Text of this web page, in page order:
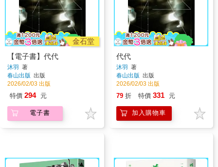
金石堂
【電子書】代代
沐羽 著
春山出版 出版
2026/02/03 出版
特價 294 元
電子書
代代
沐羽 著
春山出版 出版
2026/02/03 出版
79 折 特價 331 元
加入購物車